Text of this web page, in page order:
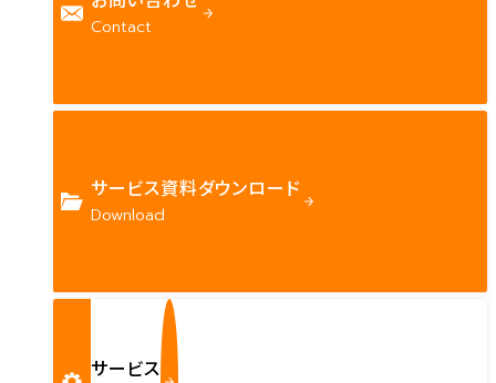
Contact
サービス資料ダウンロード
Download
サービス